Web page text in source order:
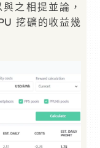
之相提並論，
挖礦的收益幾